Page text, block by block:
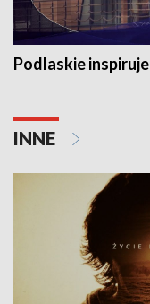
Podlaskie inspiruje
INNE